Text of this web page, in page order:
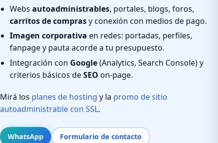
Webs autoadministrables, portales, blogs, foros,
carritos de comprasy conexión con medios de pago.
Imagen corporativa en redes: portadas, perfiles,
fanpage y pauta acorde a tu presupuesto.
Integración con Google(Analytics, Search Console) y
criterios básicos deSEO on-page.
Mirá los planes de hosting y la promo de sitio
autoadministrable con SSL.
WhatsApp Formulario de contacto